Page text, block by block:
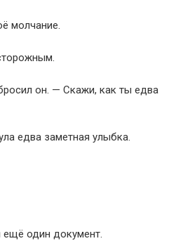
молчание.
он. — Скажи, как ты едва
едва заметная улыбка.
ещё один документ.